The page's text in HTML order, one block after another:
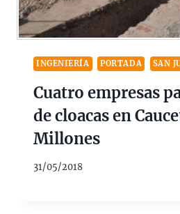
INGENIERÍA PORTADA SAN
Cuatro empresas
de cloacas en
Millones
31/05/2018